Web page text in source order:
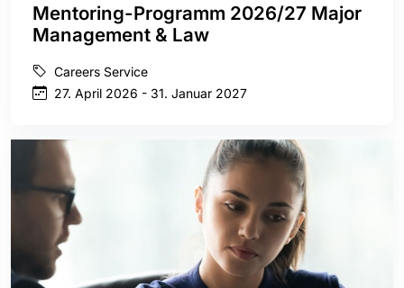
Mentoring-Programm 2026/27 Major
Management & Law
Careers Service
27. April 2026 - 31. Januar 2027